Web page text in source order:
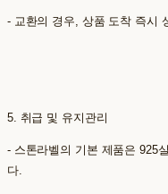
- 교환의 경우, 상품 도착 즉시
5. 취급 및 유지관리
- 스톤라벨의 기본 제품은 925
다.